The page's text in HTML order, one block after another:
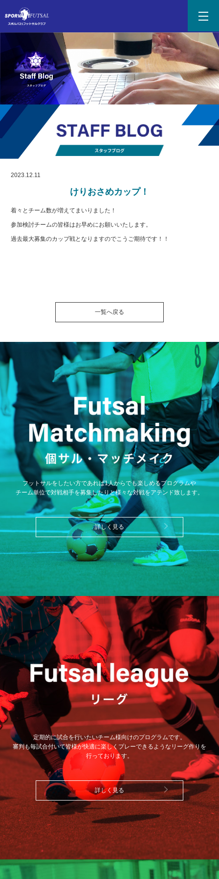
2023.12.11
けりおさめカップ！
着々とチーム数が増えてまいりました！
参加検討チームの皆様はお早めにお願いいたします。
過去最大募集のカップ戦となりますのでこうご期待です！！
一覧へ戻る
フットサルをしたい方であれば1人からでも楽しめるプログラムや
チーム単位で対戦相手を募集したりと様々な対戦をアテンド致します。
詳しく見る
定期的に試合を行いたいチーム様向けのプログラムです。
審判も毎試合付いて皆様が快適に楽しくプレーできるようなリーグ作りを
行っております。
詳しく見る